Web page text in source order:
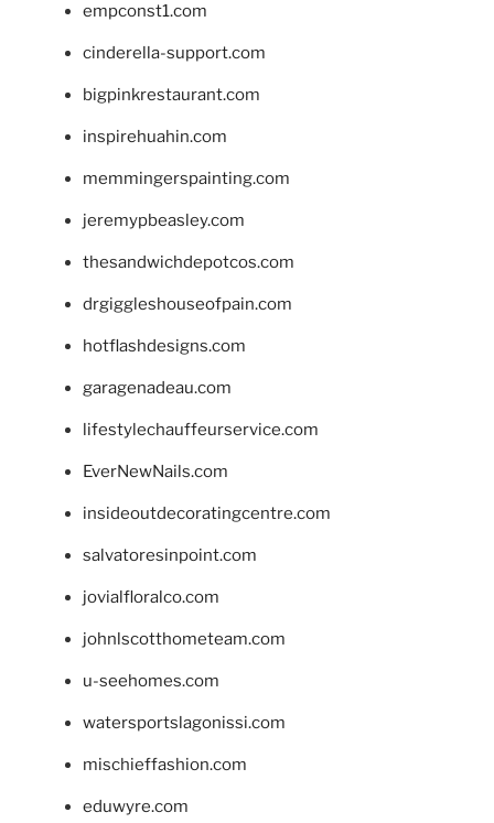
empconst1.com
cinderella-support.com
bigpinkrestaurant.com
inspirehuahin.com
memmingerspainting.com
jeremypbeasley.com
thesandwichdepotcos.com
drgiggleshouseofpain.com
hotflashdesigns.com
garagenadeau.com
lifestylechauffeurservice.com
EverNewNails.com
insideoutdecoratingcentre.com
salvatoresinpoint.com
jovialfloralco.com
johnlscotthometeam.com
u-seehomes.com
watersportslagonissi.com
mischieffashion.com
eduwyre.com